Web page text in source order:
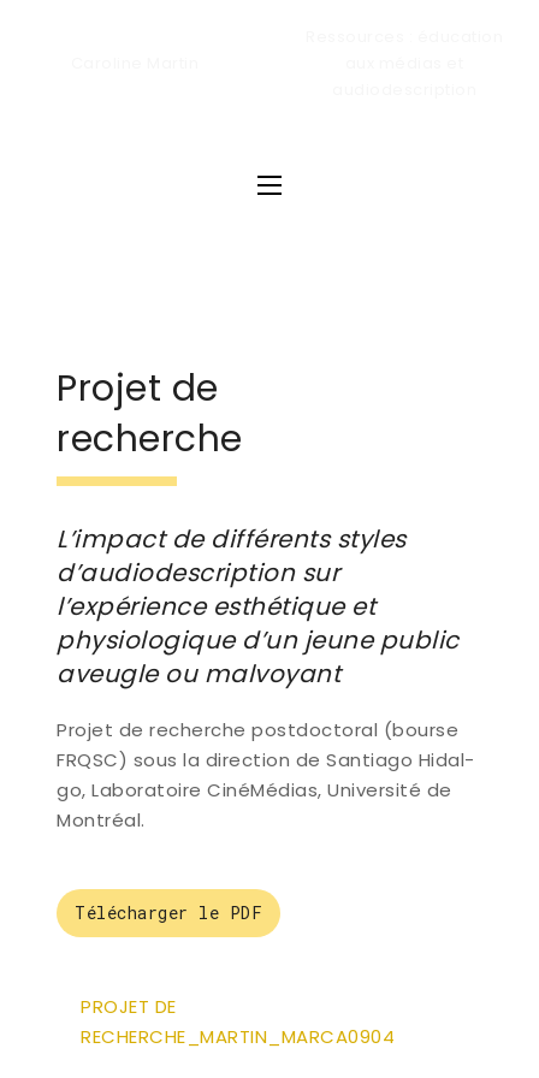
Projet de
recherche
L’impact de différents styles
d’audiodescription sur
l’expérience esthétique et
physiologique d’un jeune public
aveugle ou malvoyant
Pro­jet de recherche post­doc­to­ral (bourse
FRQSC) sous la direc­tion de San­tia­go Hidal­
go, Labo­ra­toire Ciné­Mé­dias, Uni­ver­si­té de
Montréal.
Télécharger le PDF
PROJET DE
RECHERCHE_MARTIN_MARCA0904